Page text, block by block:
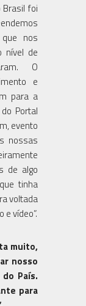
Brasil foi
nos
nível de
O
e
para a
Portal
evento
nossas
de algo
tinha
voltada
vídeo”.
muito,
nosso
País.
para